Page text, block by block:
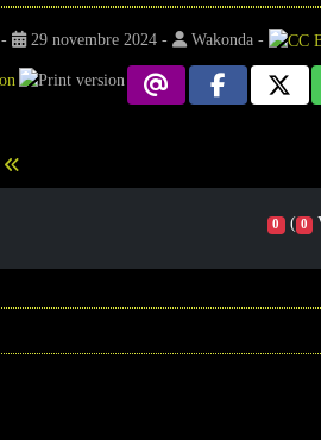
- 29 novembre 2024 - Wakonda -
0 ( 0